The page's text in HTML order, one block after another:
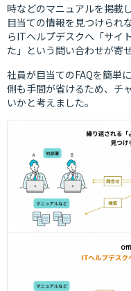
時などのマニュアルを掲載
目当ての情報を見つけられ
らITヘルプデスクへ「サイ
た」という問い合わせが寄
社員が目当てのFAQを簡単
側も手間が省けるため、チ
いかと考えました。